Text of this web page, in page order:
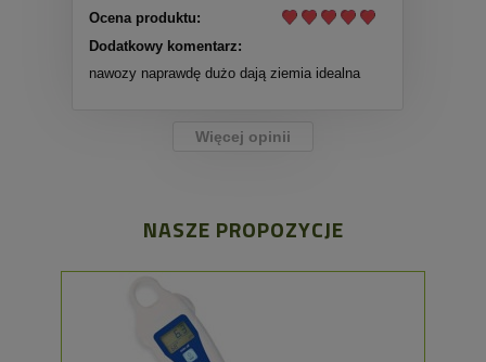
Ocena produktu:
Dodatkowy komentarz:
nawozy naprawdę dużo dają ziemia idealna
Więcej opinii
NASZE PROPOZYCJE